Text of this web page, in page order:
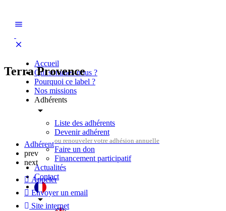
Accueil
Qui sommes-nous ?
Pourquoi ce label ?
Nos missions
Adhérents
Liste des adhérents
Devenir adhérent
Faire un don
Financement participatif
Actualités
Contact
Terra Provence
Adhérent
prev
next
Appeler
Envoyer un email
Site internet